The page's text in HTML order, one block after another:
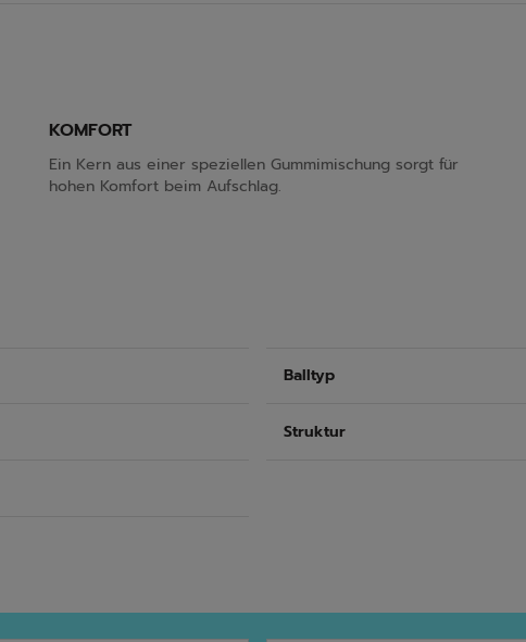
KOMFORT
Ein Kern aus einer speziellen Gummimischung sorgt für
hohen Komfort beim Aufschlag.
Balltyp
Struktur